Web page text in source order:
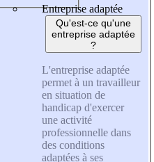
Entreprise adaptée
Qu'est-ce qu'une
entreprise adaptée
?
L'entreprise adaptée
permet à un travailleur
en situation de
handicap d'exercer
une activité
professionnelle dans
des conditions
adaptées à ses